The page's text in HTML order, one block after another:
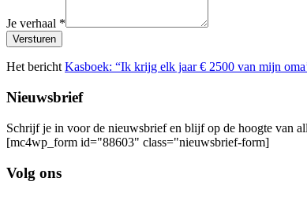
Je verhaal *
Versturen
Het bericht Kasboek: “Ik krijg elk jaar € 2500 van mijn
Nieuwsbrief
Schrijf je in voor de nieuwsbrief en blijf op de hoogte van
[mc4wp_form id="88603" class="nieuwsbrief-form]
Volg ons